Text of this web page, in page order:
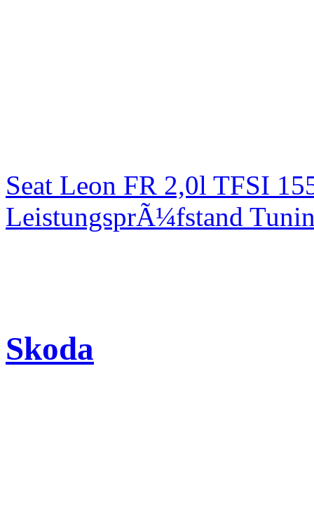
Seat Leon FR 2,0l TFSI
LeistungsprÃ¼fstand
Skoda